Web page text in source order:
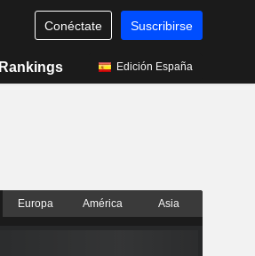
Conéctate Suscribirse
Rankings Edición España
Europa América Asia